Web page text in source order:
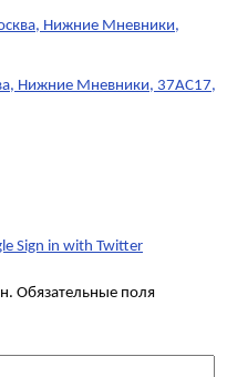
Нижние Мневники,
Нижние Мневники, 37АС17,
Sign in with Twitter
Обязательные поля